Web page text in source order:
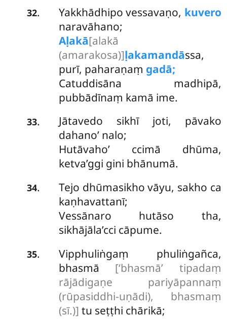
32. Yakkhādhipo vessavaṇo, kuvero
naravāhano;
Aḷakā[alakā
(amarakosa)]ḷakamandāssa,
purī, paharaṇaṃ gadā;
Catuddisāna madhipā,
pubbādīnaṃ kamā ime.
33. Jātavedo sikhī joti, pāvako
dahano’ nalo;
Hutāvaho’ ccimā dhūma,
ketva’ggi gini bhānumā.
34.
Tejo dhūmasikho vāyu, sakho ca
kaṇhavattanī;
Vessānaro hutāso tha,
sikhājāla’cci cāpume.
35.
Vipphuliṅgaṃ phuliṅgañca,
bhasmā [‘bhasmā’ tipadaṃ
rājādigaṇe pariyāpannaṃ
(rūpasiddhi-uṇādi), bhasmaṃ
(sī.)] tu seṭṭhi chārikā;